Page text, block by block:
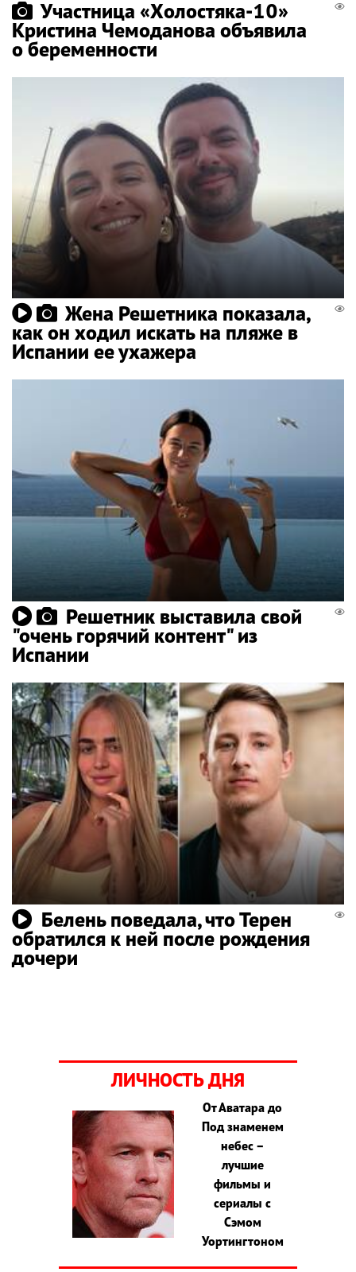
Участница «Холостяка-10»
Кристина Чемоданова объявила
о беременности
Жена Решетника показала,
как он ходил искать на пляже в
Испании ее ухажера
Решетник выставила свой
"очень горячий контент" из
Испании
Белень поведала, что Терен
обратился к ней после рождения
дочери
ЛИЧНОСТЬ ДНЯ
От Аватара до
Под знаменем
небес –
лучшие
фильмы и
сериалы с
Сэмом
Уортингтоном